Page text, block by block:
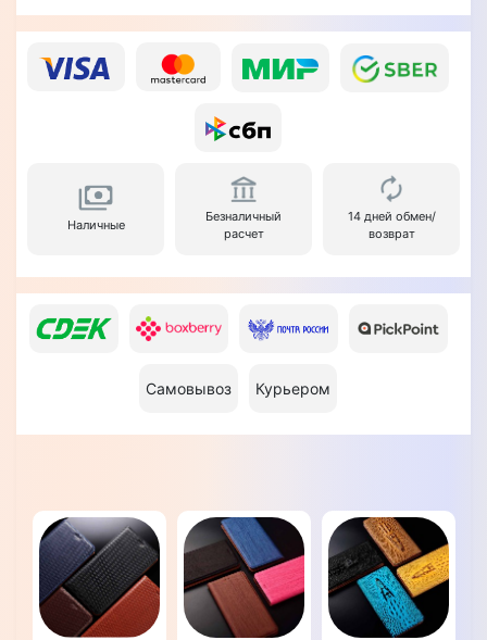
Наличные
Безналичный
расчет
14 дней обмен/
возврат
Самовывоз Курьером